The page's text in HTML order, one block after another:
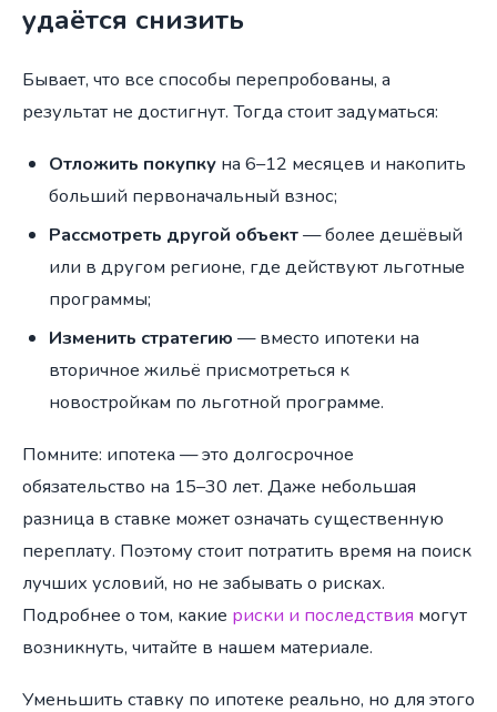
удаётся снизить
Бывает, что все способы перепробованы, а
результат не достигнут. Тогда стоит задуматься:
Отложить покупку на 6–12 месяцев и накопить
больший первоначальный взнос;
Рассмотреть другой объект— более дешёвый
или в другом регионе, где действуют льготные
программы;
Изменить стратегию — вместо ипотеки на
вторичное жильё присмотреться к
новостройкам по льготной программе.
Помните: ипотека — это долгосрочное
обязательство на 15–30 лет. Даже небольшая
разница в ставке может означать существенную
переплату. Поэтому стоит потратить время на поиск
лучших условий, но не забывать о рисках.
Подробнее о том, какие риски и последствия могут
возникнуть, читайте в нашем материале.
Уменьшить ставку по ипотеке реально, но для этого